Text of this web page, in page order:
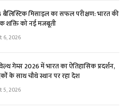
बैलिस्टिक मिसाइल का सफल परीक्षण: भारत की
शक्ति को नई मजबूती
6, 2026
गेम्स 2026 में भारत का ऐतिहासिक प्रदर्शन,
के साथ चौथे स्थान पर रहा देश
5, 2026